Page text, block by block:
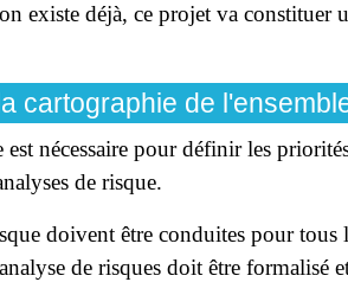
existe déjà, ce projet va
cartographie de
est nécessaire pour définir les
de risque.
doivent être conduites pour
de risques doit être